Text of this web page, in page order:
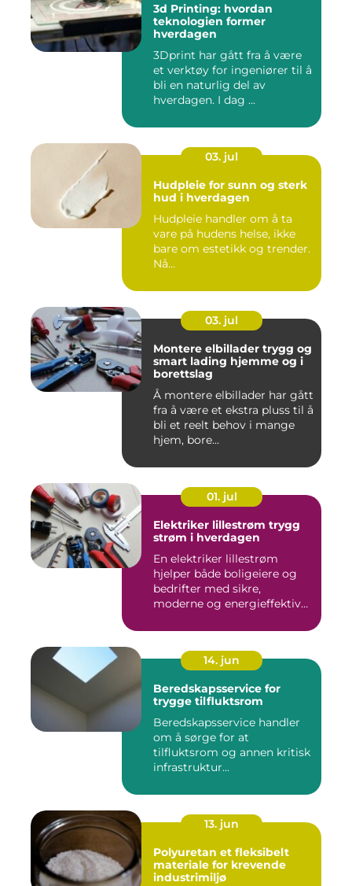
3d Printing: hvordan
teknologien former
hverdagen
3Dprint har gått fra å være
et verktøy for ingeniører til å
bli en naturlig del av
hverdagen. I dag ...
03. jul
Hudpleie for sunn og sterk
hud i hverdagen
Hudpleie handler om å ta
vare på hudens helse, ikke
bare om estetikk og trender.
Nå...
03. jul
Montere elbillader trygg og
smart lading hjemme og i
borettslag
Å montere elbillader har gått
fra å være et ekstra pluss til å
bli et reelt behov i mange
hjem, bore...
01. jul
Elektriker lillestrøm trygg
strøm i hverdagen
En elektriker lillestrøm
hjelper både boligeiere og
bedrifter med sikre,
moderne og energieffektive
14. jun
Beredskapsservice for
trygge tilfluktsrom
Beredskapsservice handler
om å sørge for at
tilfluktsrom og annen kritisk
infrastruktur...
13. jun
Polyuretan et fleksibelt
materiale for krevende
industrimiljø